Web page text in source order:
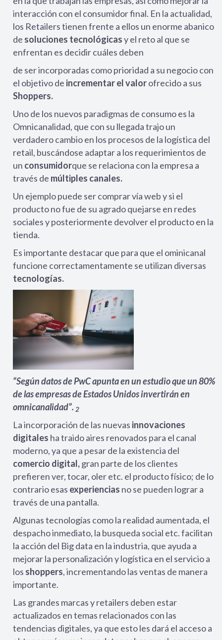
interacción con el consumidor final. En la actualidad,
los Retailers tienen frente a ellos un enorme abanico
de soluciones tecnológicasy el reto al que se
enfrentan es decidir cuáles deben
de ser incorporadas como prioridad a su negocio con
el objetivo de incrementar el valorofrecido a sus
Shoppers.
Uno de los nuevos paradigmas de consumo es la
Omnicanalidad, que con su llegada trajo un
verdadero cambio en los procesos de la logística del
retail, buscándose adaptar a los requerimientos de
un consumidorque se relaciona con la empresa a
través de múltiples canales.
Un ejemplo puede ser comprar vía web y si el
producto no fue de su agrado quejarse en redes
sociales y posteriormente devolver el producto en la
tienda.
Es importante destacar que para que el ominicanal
funcione correctamentamente se utilizan diversas
tecnologías.
“Según datos de PwC apunta en un estudio que un 80%
de las empresas de Estados Unidos invertirán en
omnicanalidad”. 2
La incorporación de las nuevas innovaciones
digitales ha traido aires renovados para el canal
moderno, ya que a pesar de la existencia del
comercio digital,gran parte de los clientes
prefieren ver, tocar, oler etc. el producto físico; de lo
contrario esas experiencias no se pueden lograr a
través de una pantalla.
Algunas tecnologías como la realidad aumentada, el
despacho inmediato, la busqueda social etc. facilitan
la acción del Big data en la industria, que ayuda a
mejorar la personalización y logística en el servicio a
los shoppers, incrementando las ventas de manera
importante.
Las grandes marcas y retailers deben estar
actualizados en temas relacionados con las
tendencias digitales, ya que esto les dará el acceso a